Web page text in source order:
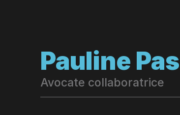
Pauline
Avocate collaboratrice